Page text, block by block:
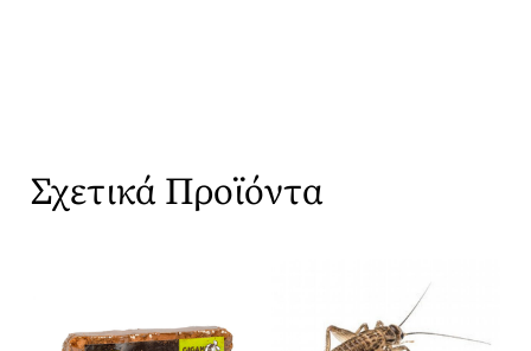
Σχετικά Προϊόντα